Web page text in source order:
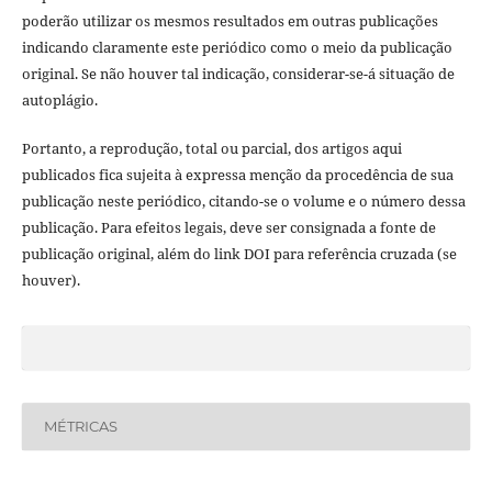
poderão utilizar os mesmos resultados em outras publicações
indicando claramente este periódico como o meio da publicação
original. Se não houver tal indicação, considerar-se-á situação de
autoplágio.
Portanto, a reprodução, total ou parcial, dos artigos aqui
publicados fica sujeita à expressa menção da procedência de sua
publicação neste periódico, citando-se o volume e o número dessa
publicação. Para efeitos legais, deve ser consignada a fonte de
publicação original, além do link DOI para referência cruzada (se
houver).
MÉTRICAS